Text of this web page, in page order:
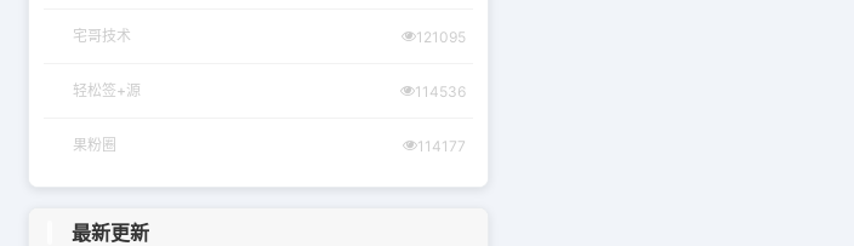
宅哥技术 121095
轻松签+源 114536
果粉圈 114177
最新更新